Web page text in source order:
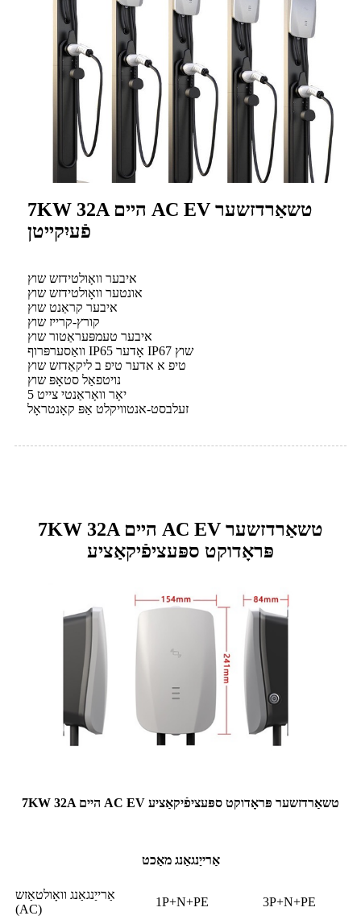
7KW 32A היים AC EV טשאַרדזשער
פֿעיִקייטן
איבער וואָולטידזש שוץ
אונטער וואָולטידזש שוץ
איבער קראַנט שוץ
קורץ-קרייז שוץ
איבער טעמפּעראַטור שוץ
וואַסערפּרוף IP65 אָדער IP67 שוץ
טיפ א אדער טיפ ב ליקאַדזש שוץ
נויטפאַל סטאָפּ שוץ
5 יאָר וואָראַנטי צייט
זעלבסט-אנטוויקלט אַפּ קאָנטראָל
7KW 32A היים AC EV טשאַרדזשער
פּראָדוקט ספּעציפֿיקאַציע
7KW 32A היים AC EV טשאַרדזשער פּראָדוקט ספּעציפֿיקאַציע
אַרייַנגאַנג מאַכט
אַרייַנגאַנג וואָולטאַזש
(AC)
1P+N+PE 3P+N+PE